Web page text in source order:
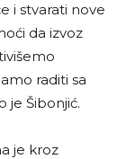
i stvarati nove
da izvoz
raditi sa
je Šibonjić.
je kroz